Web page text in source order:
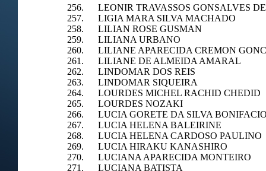
256. LEONIR TRAVASSOS GONSALVES
257. LIGIA MARA SILVA MACHADO
258. LILIAN ROSE GUSMAN
259. LILIANA URBANO
260. LILIANE APARECIDA CREMON
261. LILIANE DE ALMEIDA AMARAL
262. LINDOMAR DOS REIS
263. LINDOMAR SIQUEIRA
264. LOURDES MICHEL RACHID CHEDID
265. LOURDES NOZAKI
266. LUCIA GORETE DA SILVA
267. LUCIA HELENA BALEIRINE
268. LUCIA HELENA CARDOSO PAULINO
269. LUCIA HIRAKU KANASHIRO
270. LUCIANA APARECIDA MONTEIRO
271. LUCIANA BATISTA